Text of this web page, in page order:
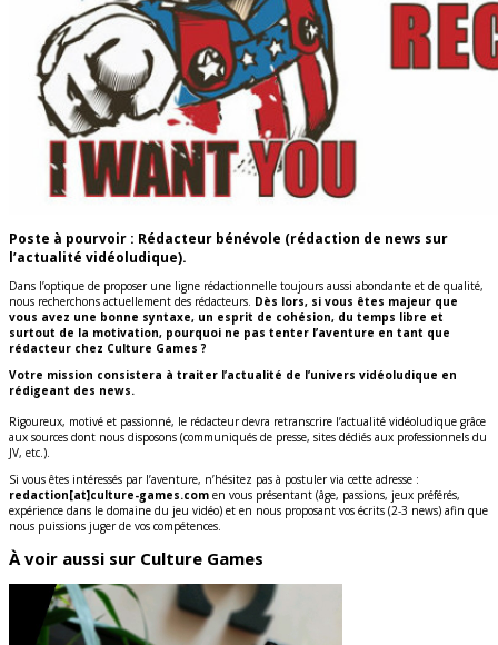
Poste à pourvoir : Rédacteur bénévole (rédaction de news sur
l’actualité vidéoludique).
Dans l’optique de proposer une ligne rédactionnelle toujours aussi abondante et de qualité,
nous recherchons actuellement des rédacteurs. Dès lors, si vous êtes majeur que
vous avez une bonne syntaxe, un esprit de cohésion, du temps libre et
surtout de la motivation, pourquoi ne pas tenter l’aventure en tant que
rédacteur chez Culture Games ?
Votre mission consistera à traiter l’actualité de l’univers vidéoludique en
rédigeant des news.
Rigoureux, motivé et passionné, le rédacteur devra retranscrire l’actualité vidéoludique grâce
aux sources dont nous disposons (communiqués de presse, sites dédiés aux professionnels du
JV, etc.).
Si vous êtes intéressés par l’aventure, n’hésitez pas à postuler via cette adresse :
redaction[at]culture-games.com en vous présentant (âge, passions, jeux préférés,
expérience dans le domaine du jeu vidéo) et en nous proposant vos écrits (2-3 news) afin que
nous puissions juger de vos compétences.
À voir aussi sur Culture Games